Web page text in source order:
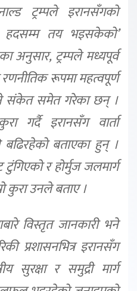
ट्रम्पले इरानसँगको
हदसम्म तय भइसकेको’
अनुसार, ट्रम्पले मध्यपूर्व
रूपमा महत्वपूर्ण
संकेत समेत गरेका छन् ।
गर्दै इरानसँग वार्ता
बढिरहेको बताएका हुन् ।
टुंगिएको र होर्मुज जलमार्ग
कुरा उनले बताए ।
विस्तृत जानकारी भने
प्रशासनभित्र इरानसँग
सुरक्षा र समुद्री मार्ग